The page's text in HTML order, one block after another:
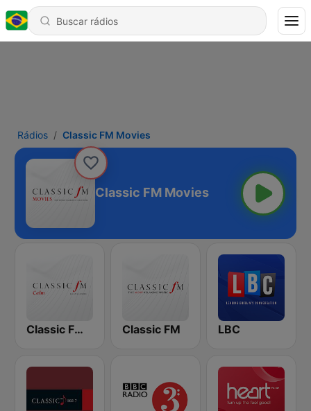
Rádios Classic FM Movies
Classic FM Movies
Classic FM Calm Classic FM LBC